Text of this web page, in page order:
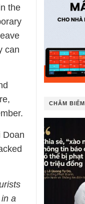
the
can
Doan
a
CHÂM BIẾM